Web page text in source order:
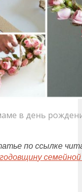
в день
по ссылке
одовщинусемейной